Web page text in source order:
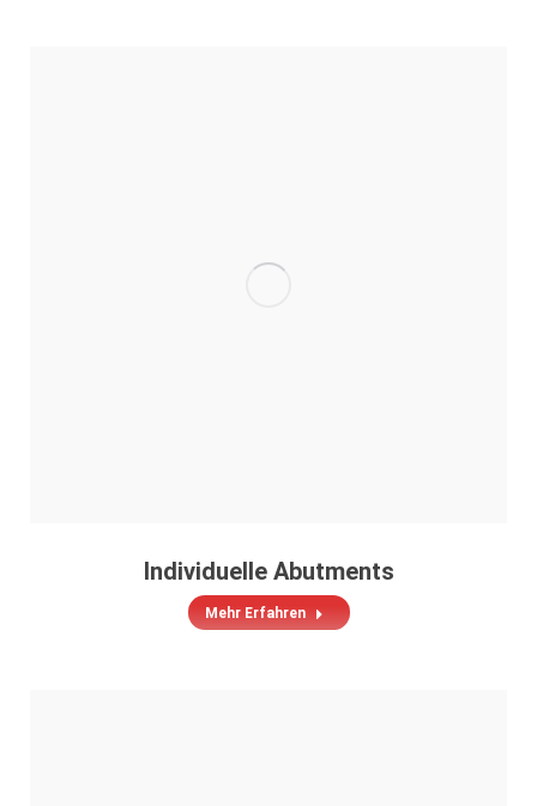
Individuelle Abutments
Mehr Erfahren